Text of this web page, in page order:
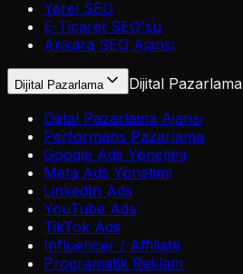
Yerel SEO
E-Ticaret SEO'su
Ankara SEO Ajansı
Dijital Pazarlama
Dijital Pazarlama
Dijital Pazarlama Ajansı
Performans Pazarlama
Google Ads Yönetimi
Meta Ads Yönetimi
LinkedIn Ads
YouTube Ads
TikTok Ads
Influencer / Affiliate
Programatik Reklam